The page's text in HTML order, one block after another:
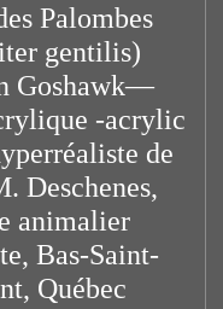
Palombes
gentilis)
Goshawk—
-acrylic
de
Deschenes,
animalier
Bas-Saint-
Québec